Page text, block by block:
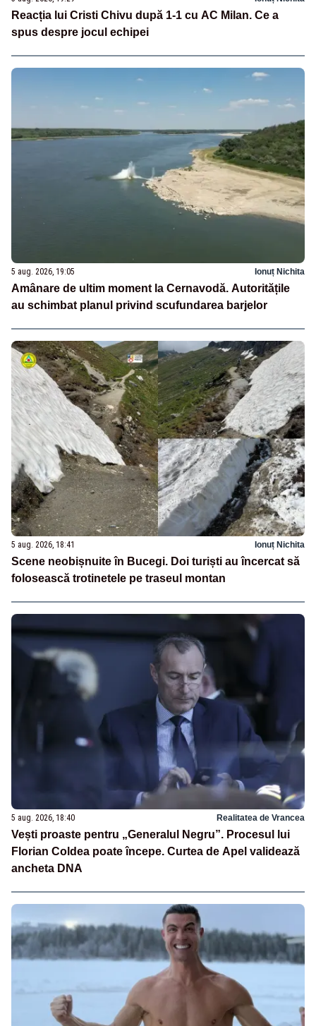
Reacția lui Cristi Chivu după 1-1 cu AC Milan. Ce a
spus despre jocul echipei
5 aug. 2026, 19:05 Ionuț Nichita
Amânare de ultim moment la Cernavodă. Autoritățile
au schimbat planul privind scufundarea barjelor
5 aug. 2026, 18:41 Ionuț Nichita
Scene neobișnuite în Bucegi. Doi turiști au încercat să
folosească trotinetele pe traseul montan
5 aug. 2026, 18:40 Realitatea de Vrancea
Vești proaste pentru „Generalul Negru”. Procesul lui
Florian Coldea poate începe. Curtea de Apel validează
ancheta DNA